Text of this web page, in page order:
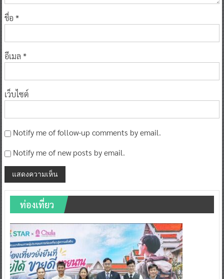
ชื่อ *
อีเมล *
เว็บไซต์
Notify me of follow-up comments by email.
Notify me of new posts by email.
ท่องเที่ยว